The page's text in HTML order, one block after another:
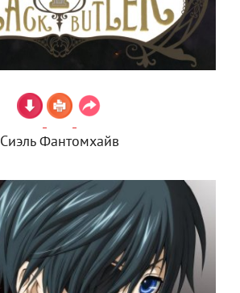
Сиэль Фантомхайв